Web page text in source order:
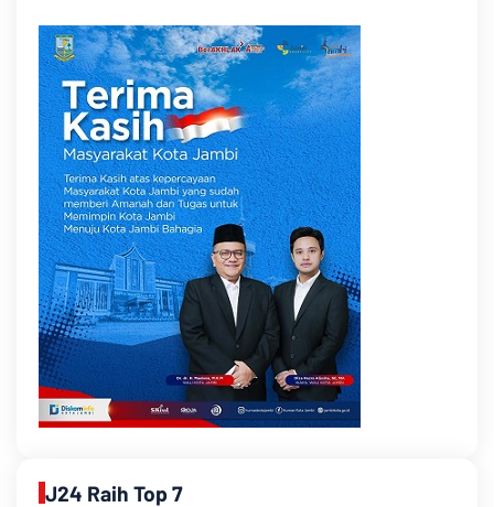
J24 Raih Top 7